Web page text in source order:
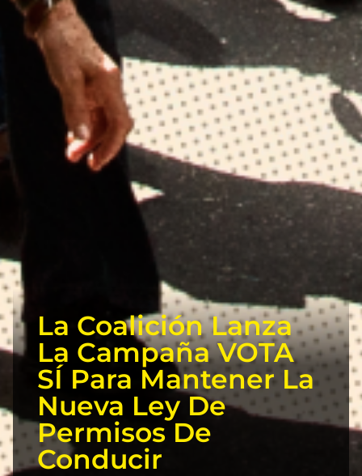
La Coalición Lanza
La Campaña VOTA
SÍ Para Mantener La
Nueva Ley De
Permisos De
Conducir